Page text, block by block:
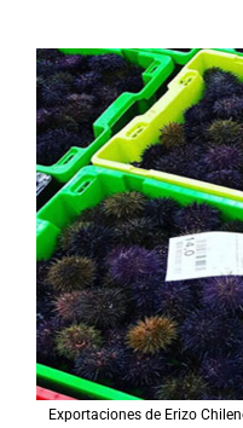
Exportaciones de Erizo